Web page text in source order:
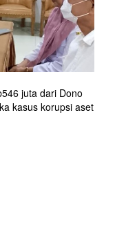
juta dari Dono
kasus korupsi aset